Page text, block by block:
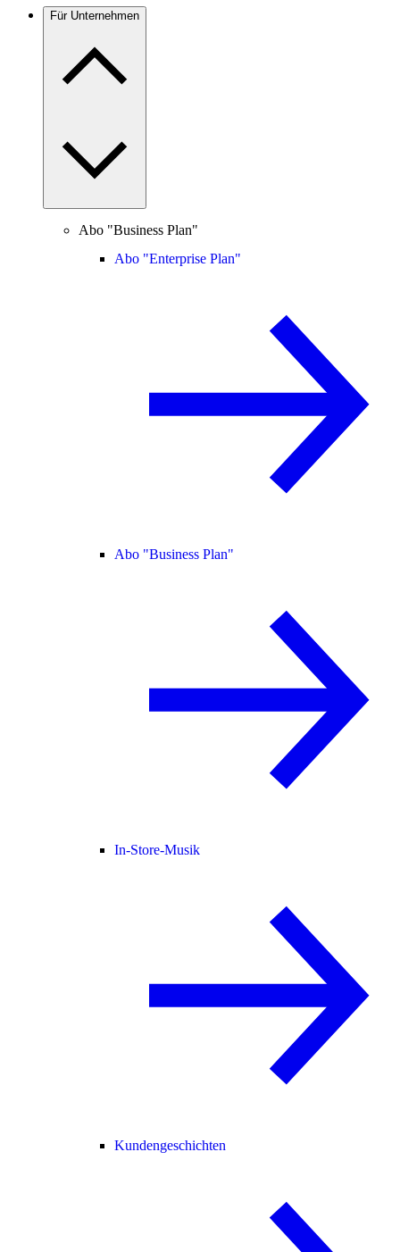
Für Unternehmen
Abo "Business Plan"
Abo "Enterprise Plan"
Abo "Business Plan"
In-Store-Musik
Kundengeschichten